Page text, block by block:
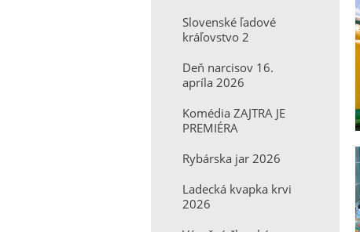
Slovenské ľadové
kráľovstvo 2
Deň narcisov 16.
apríla 2026
Komédia ZAJTRA JE
PREMIÉRA
Rybárska jar 2026
Ladecká kvapka krvi
2026